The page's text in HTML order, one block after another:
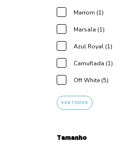
Marrom (1)
Marsala (1)
Azul Royal (1)
Camuflada (1)
Off White (5)
VER TODOS
Tamanho